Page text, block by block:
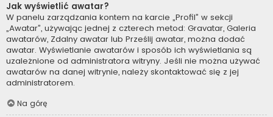
Jak wyświetlić awatar?
W panelu zarządzania kontem na karcie „Profil” w sekcji
„Awatar”, używając jednej z czterech metod: Gravatar, Galeria
awatarów, Zdalny awatar lub Prześlij awatar, można dodać
awatar. Wyświetlanie awatarów i sposób ich wyświetlania są
uzależnione od administratora witryny. Jeśli nie można używać
awatarów na danej witrynie, należy skontaktować się z jej
administratorem.
Na górę